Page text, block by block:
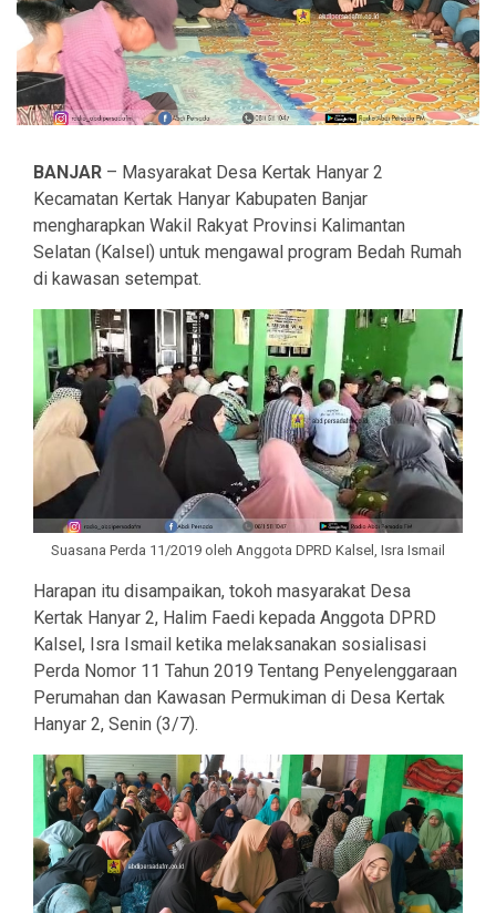
BANJAR – Masyarakat Desa Kertak Hanyar 2
Kecamatan Kertak Hanyar Kabupaten Banjar
mengharapkan Wakil Rakyat Provinsi Kalimantan
Selatan (Kalsel) untuk mengawal program Bedah Rumah
di kawasan setempat.
Suasana Perda 11/2019 oleh Anggota DPRD Kalsel, Isra Ismail
Harapan itu disampaikan, tokoh masyarakat Desa
Kertak Hanyar 2, Halim Faedi kepada Anggota DPRD
Kalsel, Isra Ismail ketika melaksanakan sosialisasi
Perda Nomor 11 Tahun 2019 Tentang Penyelenggaraan
Perumahan dan Kawasan Permukiman di Desa Kertak
Hanyar 2, Senin (3/7).